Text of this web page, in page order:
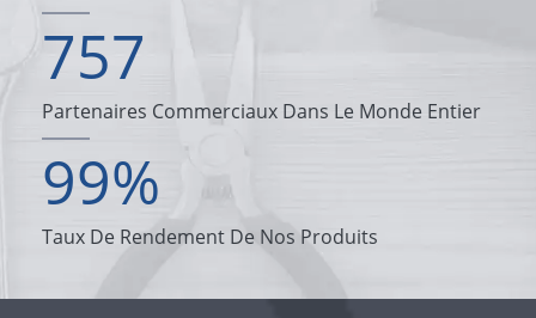
757
Partenaires Commerciaux Dans Le Monde Entier
99%
Taux De Rendement De Nos Produits